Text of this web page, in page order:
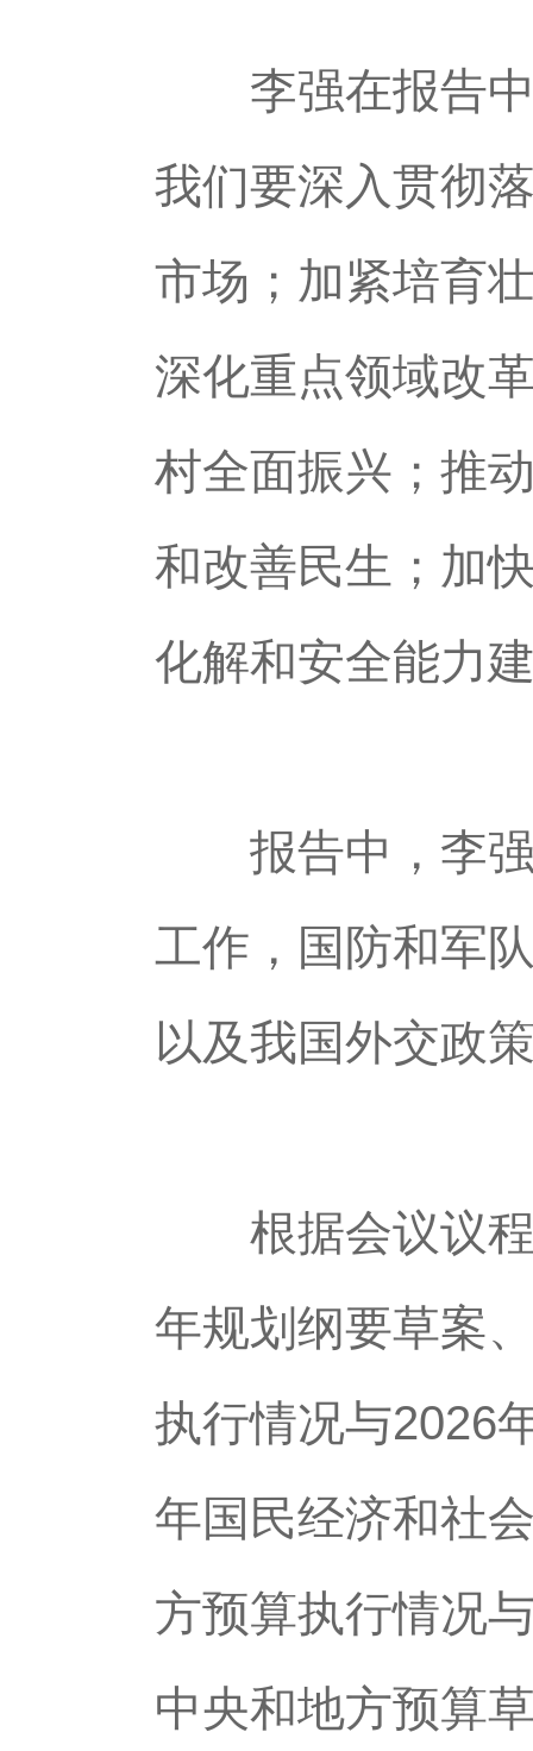
李强在报告中
我们要深入贯彻
市场；加紧培育
深化重点领域改
村全面振兴；推
和改善民生；加
化解和安全能力
报告中，李强
工作，国防和军
以及我国外交政
根据会议议程
年规划纲要草案
执行情况与2026
年国民经济和社
方预算执行情况
中央和地方预算